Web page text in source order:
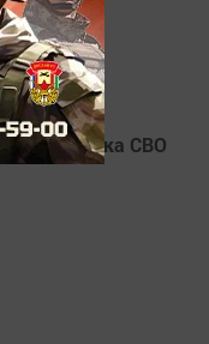
участника СВО